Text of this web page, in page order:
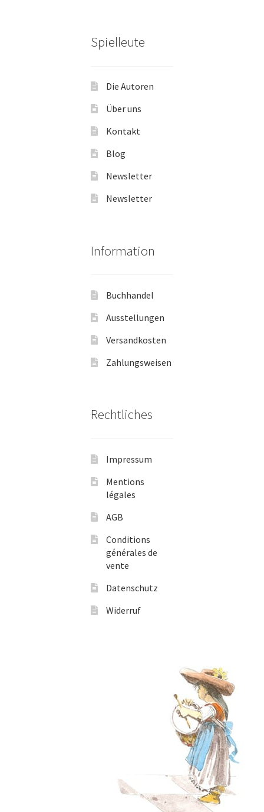
Spielleute
Die Autoren
Über uns
Kontakt
Blog
Newsletter
Newsletter
Information
Buchhandel
Ausstellungen
Versandkosten
Zahlungsweisen
Rechtliches
Impressum
Mentions
légales
AGB
Conditions
générales de
vente
Datenschutz
Widerruf